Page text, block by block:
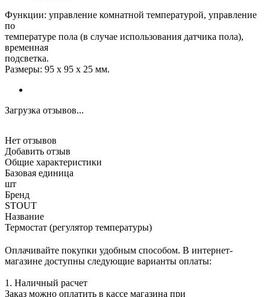
Функции: управление комнатной температурой, управление
по
температуре пола (в случае использования датчика пола),
временная
подсветка.
Размеры: 95 х 95 х 25 мм.
Загрузка отзывов...
Нет отзывов
Добавить отзыв
Общие характеристики
Базовая единица
шт
Бренд
STOUT
Название
Термостат (регулятор температуры)
Оплачивайте покупки удобным способом. В интернет-
магазине доступны следующие варианты оплаты:
1. Наличный расчет
Заказ можно оплатить в кассе магазина при